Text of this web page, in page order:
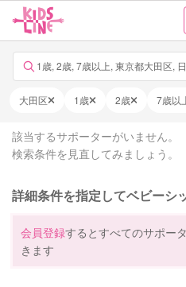
1歳, 2歳, 7歳以上, 東京都大田区,
大田区 1歳 2歳 7歳以
該当するサポーターがいません。
検索条件を見直してみましょう。
詳細条件を指定してベビーシ
会員登録するとすべてのサポー
きます